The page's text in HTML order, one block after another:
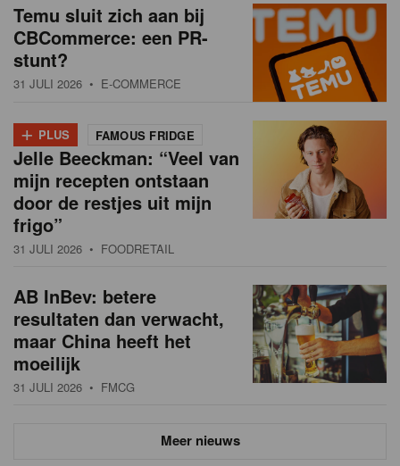
Temu sluit zich aan bij
CBCommerce: een PR-
stunt?
31 JULI 2026 • E-COMMERCE
+ PLUS FAMOUS FRIDGE
Jelle Beeckman: “Veel van
mijn recepten ontstaan
door de restjes uit mijn
frigo”
31 JULI 2026 • FOODRETAIL
AB InBev: betere
resultaten dan verwacht,
maar China heeft het
moeilijk
31 JULI 2026 • FMCG
Meer nieuws